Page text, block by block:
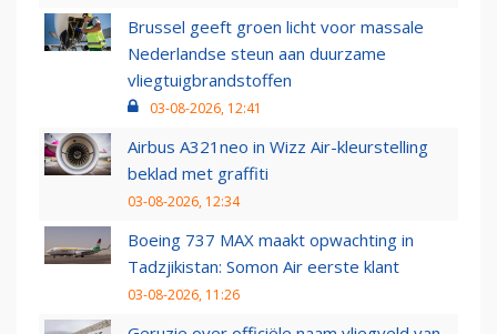
Brussel geeft groen licht voor massale
Nederlandse steun aan duurzame
vliegtuigbrandstoffen
03-08-2026, 12:41
Airbus A321neo in Wizz Air-kleurstelling
beklad met graffiti
03-08-2026, 12:34
Boeing 737 MAX maakt opwachting in
Tadzjikistan: Somon Air eerste klant
03-08-2026, 11:26